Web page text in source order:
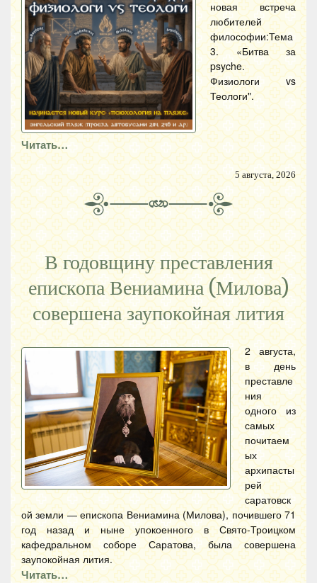
новая встреча
любителей
философии:Тема
3. «Битва за
psyche.
Физиологи vs
Теологи".
Читать…
5 августа, 2026
В годовщину преставления
епископа Вениамина (Милова)
совершена заупокойная лития
2 августа,
в день
преставле
ния
одного из
самых
почитаем
ых
архипасты
рей
саратовск
ой земли — епископа Вениамина (Милова), почившего 71
год назад и ныне упокоенного в Свято-Троицком
кафедральном соборе Саратова, была совершена
заупокойная лития.
Читать…